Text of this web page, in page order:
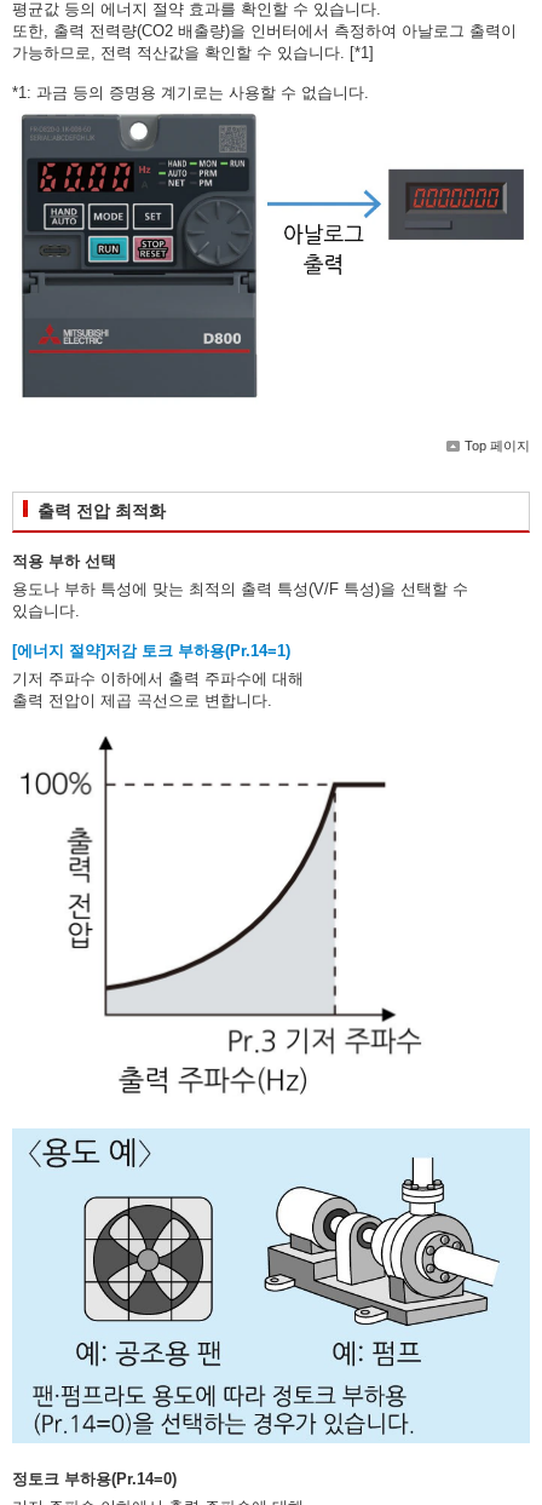
평균값 등의 에너지 절약 효과를 확인할 수 있습니다.
또한, 출력 전력량(CO2 배출량)을 인버터에서 측정하여 아날로그 출력이
가능하므로, 전력 적산값을 확인할 수 있습니다. [*1]
*1: 과금 등의 증명용 계기로는 사용할 수 없습니다.
Top 페이지
출력 전압 최적화
적용 부하 선택
용도나 부하 특성에 맞는 최적의 출력 특성(V/F 특성)을 선택할 수
있습니다.
[에너지 절약] 저감 토크 부하용(Pr.14=1)
기저 주파수 이하에서 출력 주파수에 대해
출력 전압이 제곱 곡선으로 변합니다.
정토크 부하용(Pr.14=0)